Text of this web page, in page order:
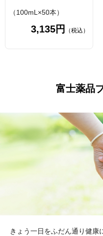
（100mL×50本）
3,135円 （税込）
富士薬品
きょう一日をふだん通り健康